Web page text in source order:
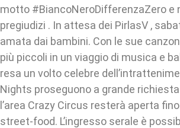
motto #BiancoNeroDifferenzaZero e
pregiudizi . In attesa dei PirlasV ,
amata dai bambini. Con le sue
più piccoli in un viaggio di musica e
resa un volto celebre
Nights proseguono a grande
l’area Crazy Circus resterà aperta
street-food. L’ingresso serale è